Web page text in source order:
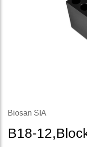
Biosan SIA
B18-